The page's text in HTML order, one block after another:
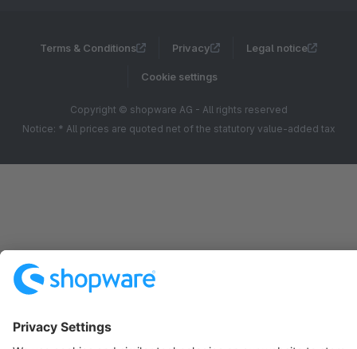
Terms & Conditions Privacy Legal notice
Cookie settings
Copyright © shopware AG - All rights reserved
Notice: * All prices are quoted net of the statutory value-added tax